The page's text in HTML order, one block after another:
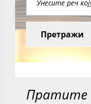
Претражи
Пратите